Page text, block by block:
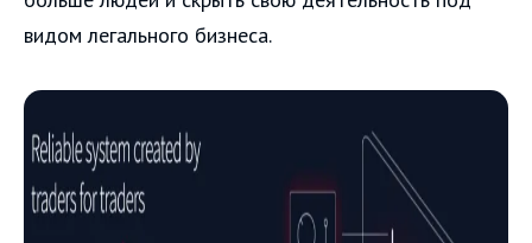
видом легального бизнеса.